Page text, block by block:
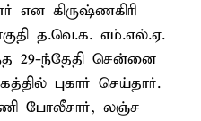
என கிருஷ்ணகிரி
த.வெ.க. எம்.எல்.ஏ.
29-ந்தேதி சென்னை
புகார் செய்தார்.
போலீசார், லஞ்ச